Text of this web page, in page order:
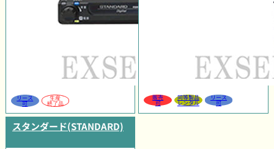
リース
可
生産
終了品
販売
可
同等製品
レンタル
リース
可
スタンダード(STANDARD)